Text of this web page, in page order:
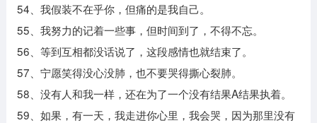
54、我假装不在乎你，但痛的是我自己。
55、我努力的记着一些事，但时间到了，不得不忘。
56、等到互相都没话说了，这段感情也就结束了。
57、宁愿笑得没心没肺，也不要哭得撕心裂肺。
58、没有人和我一样，还在为了一个没有结果A结果执着。
59、如果，有一天，我走进你心里，我会哭，因为那里没有